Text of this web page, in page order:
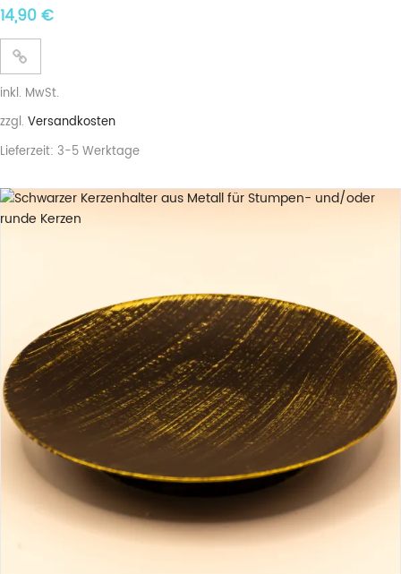
14,90€
inkl. MwSt.
zzgl. Versandkosten
Lieferzeit: 3-5 Werktage